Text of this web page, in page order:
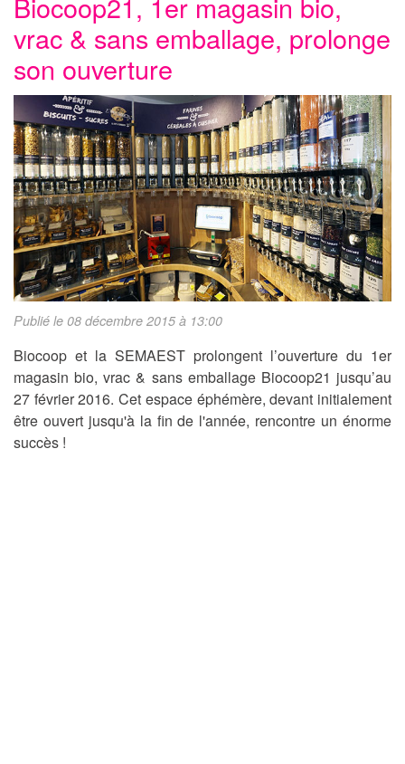
vrac & sans emballage, prolonge
son ouverture
Publié le 08 décembre 2015 à 13:00
Biocoop et la SEMAEST prolongent l’ouverture du 1er
magasin bio, vrac & sans emballage Biocoop21 jusqu’au
27 février 2016. Cet espace éphémère, devant initialement
être ouvert jusqu'à la fin de l'année, rencontre un énorme
succès !